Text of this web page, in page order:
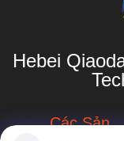
Hebei
Các Sản